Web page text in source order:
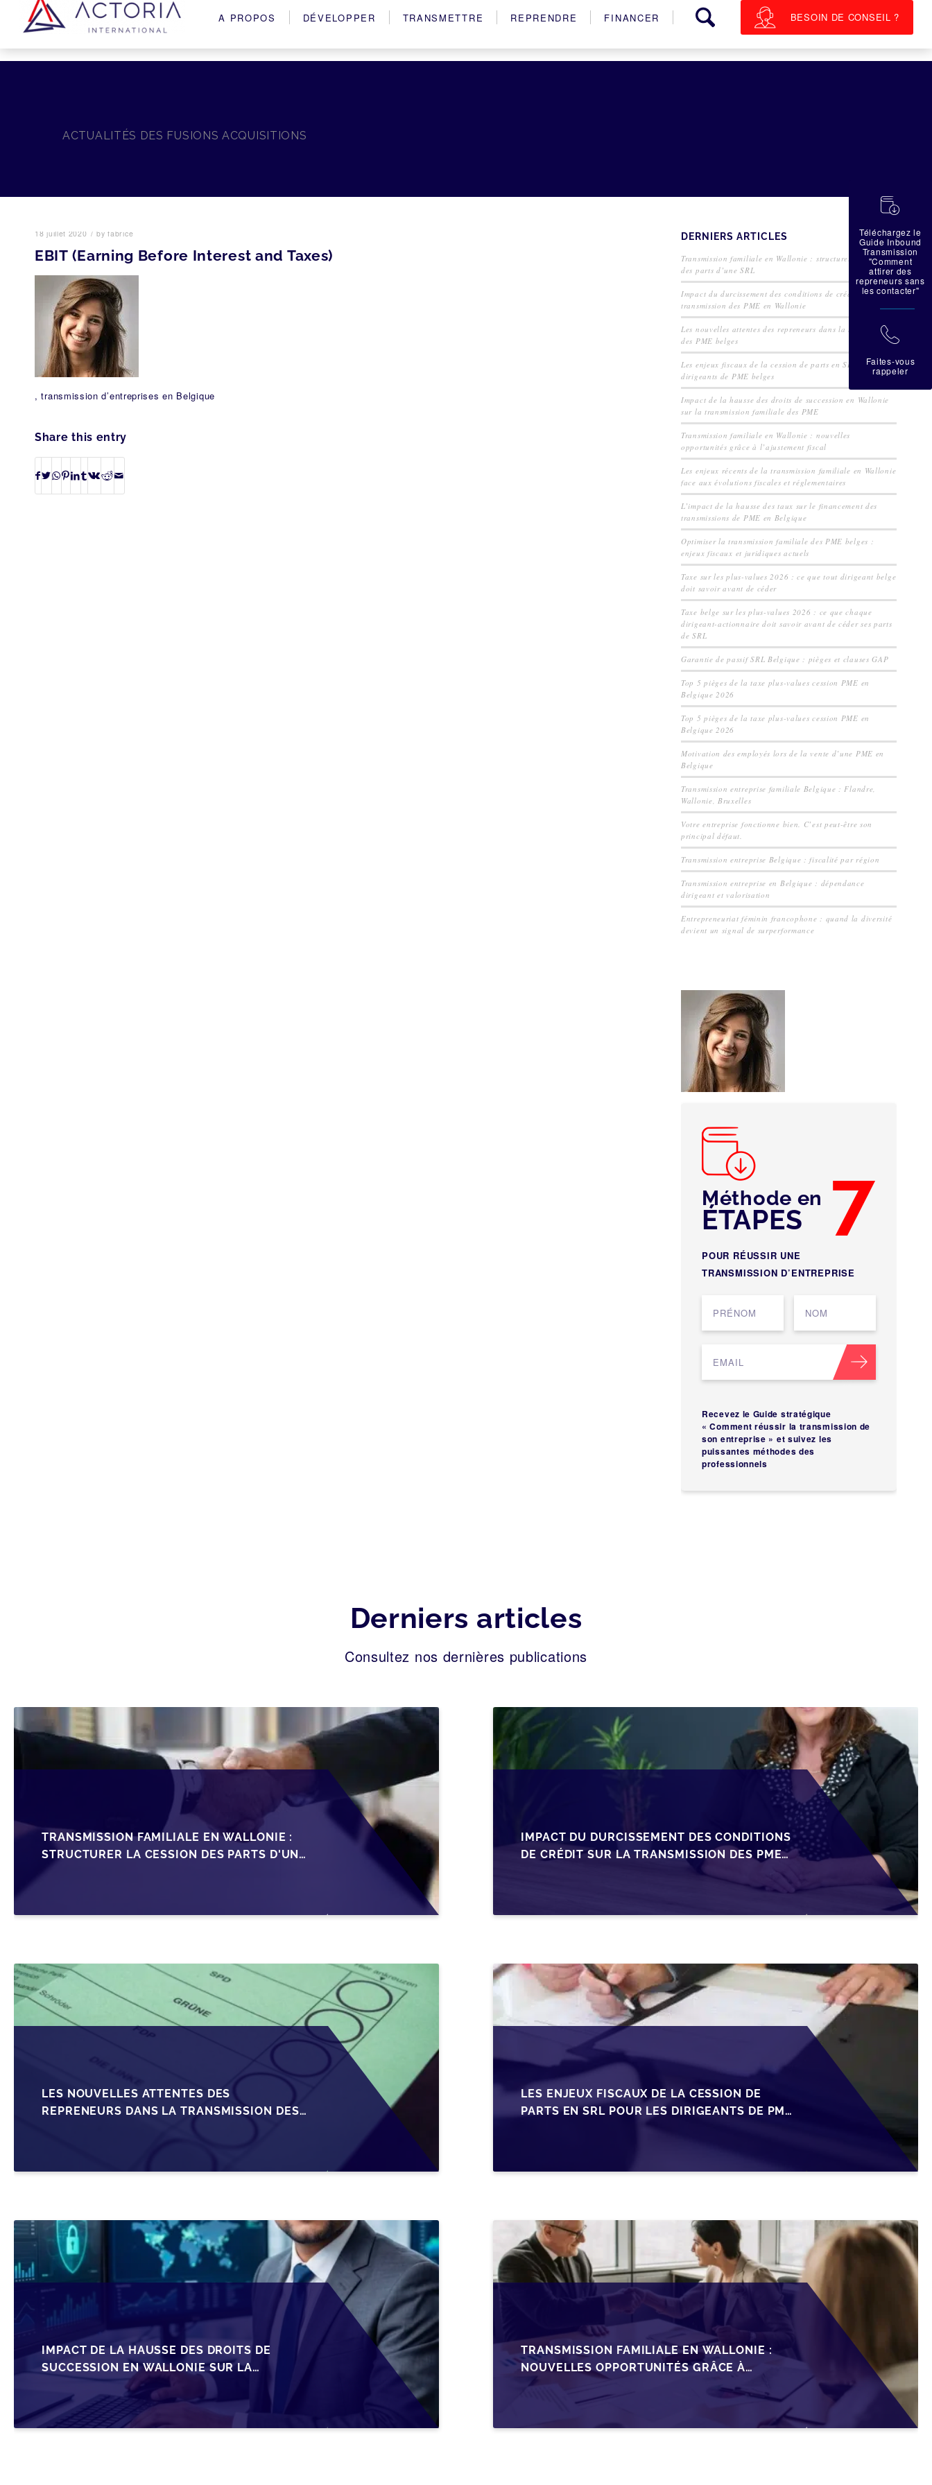
A PROPOS DÉVELOPPER TRANSMETTRE REPRENDRE FINANCER BESOIN DE CONSEIL ?
ACTUALITÉS DES FUSIONS ACQUISITIONS
18 juillet 2020 / byfabrice
EBIT (Earning Before Interest and Taxes)
, transmission d’entreprises en Belgique
Share this entry
DERNIERS ARTICLES
Transmission familiale en Wallonie : structurer la cession
des parts d’une SRL
Impact du durcissement des conditions de crédit sur la
transmission des PME en Wallonie
Les nouvelles attentes des repreneurs dans la transmission
des PME belges
Les enjeux fiscaux de la cession de parts en SRL pour les
dirigeants de PME belges
Impact de la hausse des droits de succession en Wallonie
sur la transmission familiale des PME
Transmission familiale en Wallonie : nouvelles
opportunités grâce à l’ajustement fiscal
Les enjeux récents de la transmission familiale en Wallonie
face aux évolutions fiscales et réglementaires
L’impact de la hausse des taux sur le financement des
transmissions de PME en Belgique
Optimiser la transmission familiale des PME belges :
enjeux fiscaux et juridiques actuels
Taxe sur les plus-values 2026 : ce que tout dirigeant belge
doit savoir avant de céder
Taxe belge sur les plus-values 2026 : ce que chaque
dirigeant-actionnaire doit savoir avant de céder ses parts
de SRL
Garantie de passif SRL Belgique : pièges et clauses GAP
Top 5 pièges de la taxe plus-values cession PME en
Belgique 2026
Top 5 pièges de la taxe plus-values cession PME en
Belgique 2026
Motivation des employés lors de la vente d’une PME en
Belgique
Transmission entreprise familiale Belgique : Flandre,
Wallonie, Bruxelles
Votre entreprise fonctionne bien. C’est peut-être son
principal défaut.
Transmission entreprise Belgique : fiscalité par région
Transmission entreprise en Belgique : dépendance
dirigeant et valorisation
Entrepreneuriat féminin francophone : quand la diversité
devient un signal de surperformance
Méthode en 7
ÉTAPES
POUR RÉUSSIR UNE
TRANSMISSION D’ENTREPRISE
Recevez le Guide stratégique
« Comment réussir la transmission de
son entreprise » et suivez les
puissantes méthodes des
professionnels
Derniers articles
Consultez nos dernières publications
TRANSMISSION FAMILIALE EN WALLONIE :
STRUCTURER LA CESSION DES PARTS D'UNE
SRL
IMPACT DU DURCISSEMENT DES CONDITIONS
DE CRÉDIT SUR LA TRANSMISSION DES PME
LES NOUVELLES ATTENTES DES
REPRENEURS DANS LA TRANSMISSION DES
LES ENJEUX FISCAUX DE LA CESSION DE
PARTS EN SRL POUR LES DIRIGEANTS DE PME
IMPACT DE LA HAUSSE DES DROITS DE
SUCCESSION EN WALLONIE SUR LA
TRANSMISSION FAMILIALE DES PME
TRANSMISSION FAMILIALE EN WALLONIE :
NOUVELLES OPPORTUNITÉS GRÂCE À
L’AJUSTEMENT FISCAL
蠟
Téléchargez le
Guide Inbound
Transmission
"Comment
attirer des
repreneurs sans
les contacter"
拉
Faites-vous
rappeler